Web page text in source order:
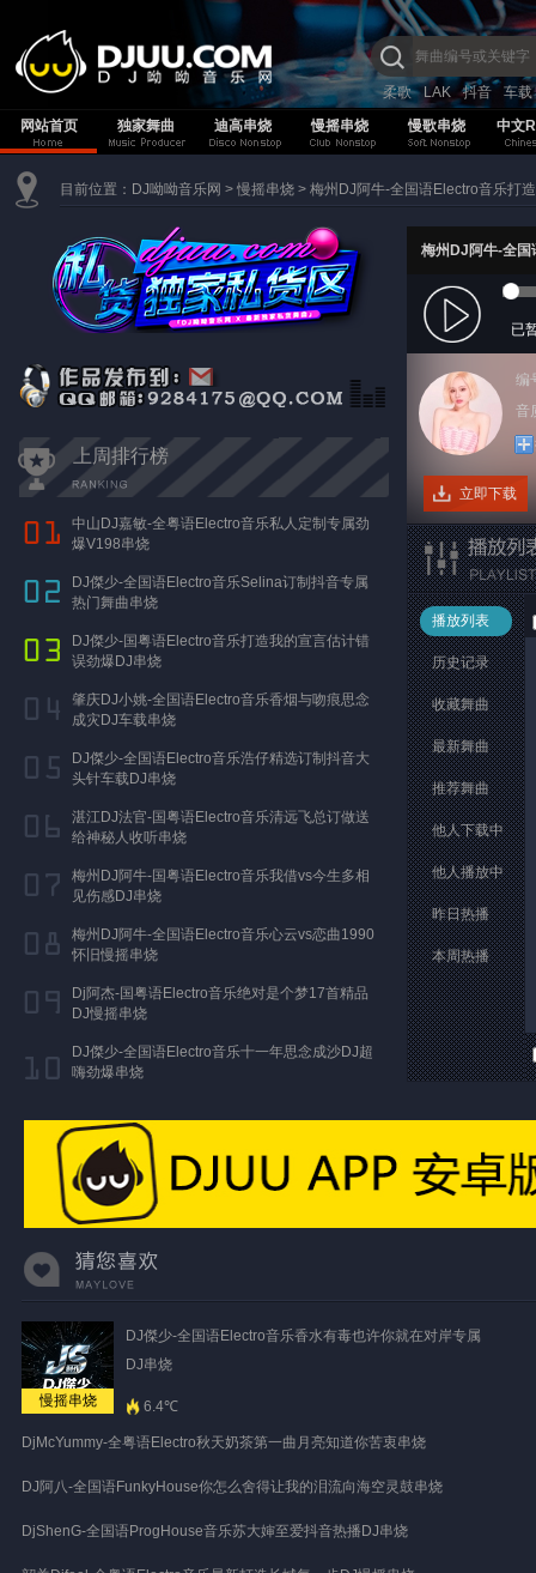
柔歌 LAK 抖音
车载
网站首页
独家舞曲 迪高串烧 慢摇串烧 慢歌串烧 中文
目前位置： DJ呦呦音乐网 > 慢摇串烧 > 梅州DJ阿牛-全国语Electro音乐打
上周排行榜
中山DJ嘉敏-全粤语Electro音乐私人定制专属劲
爆V198串烧
DJ傑少-全国语Electro音乐Selina订制抖音专属
热门舞曲串烧
DJ傑少-国粤语Electro音乐打造我的宣言估计错
误劲爆DJ串烧
肇庆DJ小姚-全国语Electro音乐香烟与吻痕思念
成灾DJ车载串烧
DJ傑少-全国语Electro音乐浩仔精选订制抖音大
头针车载DJ串烧
湛江DJ法官-国粤语Electro音乐清远飞总订做送
给神秘人收听串烧
梅州DJ阿牛-国粤语Electro音乐我借vs今生多相
见伤感DJ串烧
梅州DJ阿牛-全国语Electro音乐心云vs恋曲1990
怀旧慢摇串烧
Dj阿杰-国粤语Electro音乐绝对是个梦17首精品
DJ慢摇串烧
DJ傑少-全国语Electro音乐十一年思念成沙DJ超
嗨劲爆串烧
梅州DJ阿牛-全
已
编
音
立即下载
播放列表
历史记录
收藏舞曲
最新舞曲
推荐舞曲
他人下载中
他人播放中
昨日热播
本周热播
慢摇串烧
DJ傑少-全国语Electro音乐香水有毒也许你就在对岸专属
DJ串烧
6.4℃
DjMcYummy-全粤语Electro秋天奶茶第一曲月亮知道你苦衷串烧
DJ阿八-全国语FunkyHouse你怎么舍得让我的泪流向海空灵鼓串烧
DjShenG-全国语ProgHouse音乐苏大婶至爱抖音热播DJ串烧